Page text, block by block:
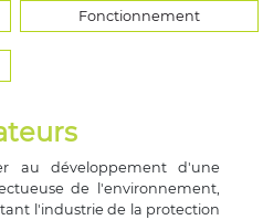
Fonctionnement
au développement d'une
de l'environnement,
l'industrie de la protection